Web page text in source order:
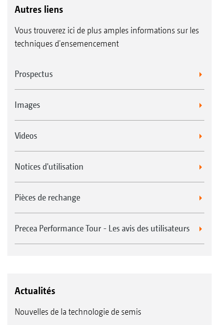
Autres liens
Vous trouverez ici de plus amples informations sur les
techniques d'ensemencement
Prospectus
Images
Videos
Notices d'utilisation
Pièces de rechange
Precea Performance Tour - Les avis des utilisateurs
Actualités
Nouvelles de la technologie de semis